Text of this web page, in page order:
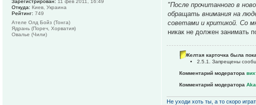
"После прочитанного в
обращать внимания на
советами и критикой. Со
никак не должен занимать
Желтая карточка была
2.5.1. Запрещены
Комментарий модератора
Комментарий модератора
Не уходи хоть ты, а то скоро
Зарегистрирован: 11 фев 2011, 16:49
Откуда: Киев, Украина
Рейтинг: 749
Ателе Олд Бойз (Тонга)
Ядрань (Пореч, Хорватия)
Овалье (Чили)